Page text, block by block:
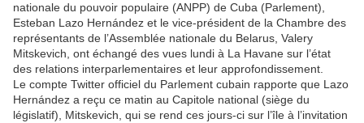
nationale du pouvoir populaire (ANPP) de Cuba (Parlement),
Esteban Lazo Hernández et le vice-président de la Chambre des
représentants de l’Assemblée nationale du Belarus, Valery
Mitskevich, ont échangé des vues lundi à La Havane sur l’état
des relations interparlementaires et leur approfondissement.
Le compte Twitter officiel du Parlement cubain rapporte que Lazo
Hernández a reçu ce matin au Capitole national (siège du
législatif), Mitskevich, qui se rend ces jours-ci sur l’île à l’invitation